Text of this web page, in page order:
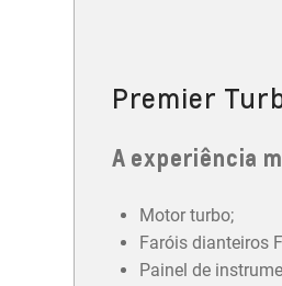
Premier
A experiência
Motor turbo;
Faróis dianteiros
Painel de